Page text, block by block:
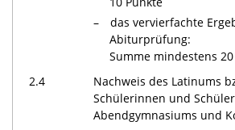
das vervierfachte
Abiturprüfung:
Summe mindestens
2.4
Nachweis des Latinums
Schülerinnen und
Abendgymnasiums und